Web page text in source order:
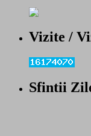
Vizite /
Sfintii